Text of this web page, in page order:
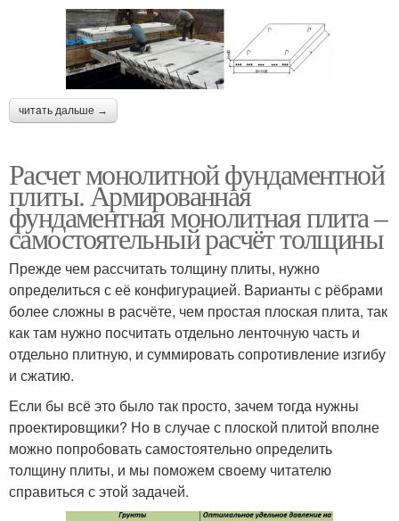
читать дальше →
Расчет монолитной фундаментной
плиты. Армированная
фундаментная монолитная плита –
самостоятельный расчёт толщины
Прежде чем рассчитать толщину плиты, нужно
определиться с её конфигурацией. Варианты с рёбрами
более сложны в расчёте, чем простая плоская плита, так
как там нужно посчитать отдельно ленточную часть и
отдельно плитную, и суммировать сопротивление изгибу
и сжатию.
Если бы всё это было так просто, зачем тогда нужны
проектировщики? Но в случае с плоской плитой вполне
можно попробовать самостоятельно определить
толщину плиты, и мы поможем своему читателю
справиться с этой задачей.